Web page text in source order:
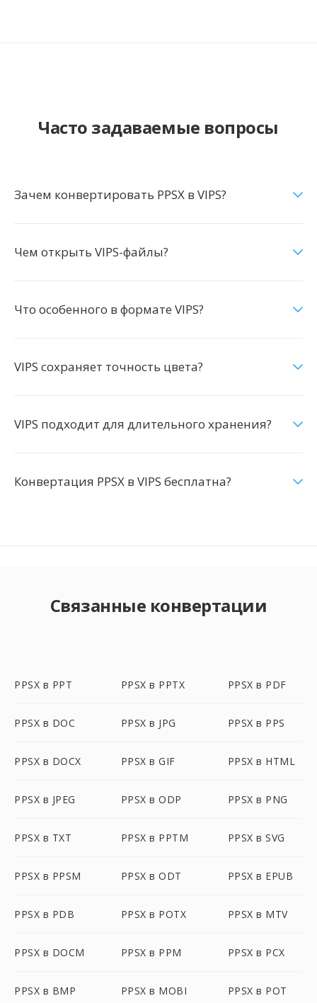
Часто задаваемые вопросы
Зачем конвертировать PPSX в VIPS?
Чем открыть VIPS-файлы?
Что особенного в формате VIPS?
VIPS сохраняет точность цвета?
VIPS подходит для длительного хранения?
Конвертация PPSX в VIPS бесплатна?
Связанные конвертации
PPSX в PPT PPSX в PPTX PPSX в PDF
PPSX в DOC PPSX в JPG PPSX в PPS
PPSX в DOCX PPSX в GIF PPSX в HTML
PPSX в JPEG PPSX в ODP PPSX в PNG
PPSX в TXT PPSX в PPTM PPSX в SVG
PPSX в PPSM PPSX в ODT PPSX в EPUB
PPSX в PDB PPSX в POTX PPSX в MTV
PPSX в DOCM PPSX в PPM PPSX в PCX
PPSX в BMP PPSX в MOBI PPSX в POT